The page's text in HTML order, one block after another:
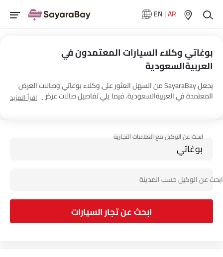
EN|AR
بوغاتي وكلاء السيارات المعتمدون في
العربيةالسعودية
يجعل SayaraBay من السهل العثور على وكلاء بوغاتي وصالات العرض
المعتمدة في العربيةالسعودية. فيما يلي تفاصيل صالات عرض السيارات
اقرأ المزيد
ابحث عن تجار السيارات